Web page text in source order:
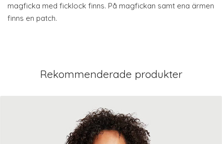
magficka med ficklock finns. På magfickan samt ena ärmen
finns en patch.
Rekommenderade produkter